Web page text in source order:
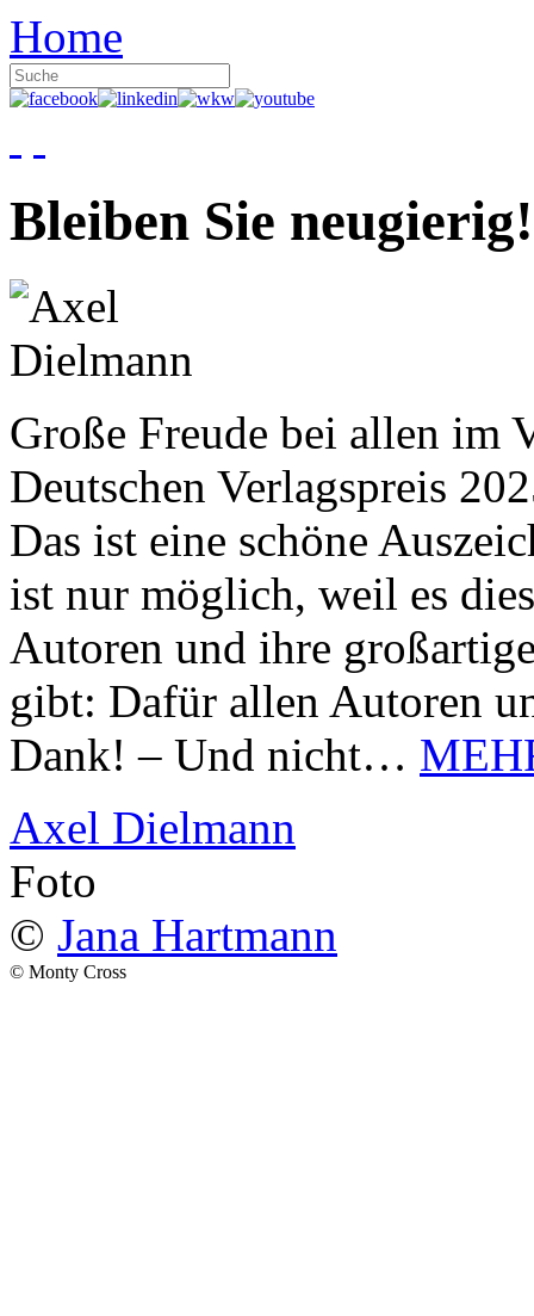
Home
Bleiben Sie neugierig!
Große Freude bei allen im
Deutschen Verlagspreis
Das ist eine schöne
ist nur möglich, weil es
Autoren und ihre
gibt: Dafür allen Autoren
Dank! – Und nicht…
Axel Dielmann
Foto
© Jana Hartmann
© Monty Cross